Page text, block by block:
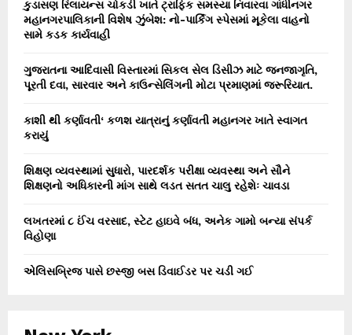
કુડાસણ રિલાયન્સ ચોકડી ખાતે ટ્રાફિક સમસ્યા નિવારવા ગાંધીનગર
મહાનગરપાલિકાની વિશેષ ઝુંબેશ: નો-પાર્કિંગ સ્પેસમાં મૂકેલા વાહનો
સામે કડક કાર્યવાહી
ગુજરાતના આદિવાસી વિસ્તારમાં સિકલ સેલ ડિસીઝ માટે જનજાગૃતિ,
પૂરતી દવા, સારવાર અને કાઉન્સેલિંગની મોટા પ્રમાણમાં જરૂરિયાત.
કાશી થી કર્ણાવતી‘ કળશ યાત્રાનું કર્ણાવતી મહાનગર ખાતે સ્વાગત
કરાયું
શિક્ષણ વ્યવસ્થામાં સુધારો, પારદર્શક પરીક્ષા વ્યવસ્થા અને સૌને
શિક્ષણનો અધિકારની માંગ સાથે લડત સતત ચાલુ રહેશેઃ ચાવડા
લખતરમાં ૮ ઈંચ વરસાદ, સ્ટેટ હાઇવે બંધ, અનેક ગામો બન્યા સંપર્ક
વિહોણા
એલિસબ્રિજ પાસે છસ્જી બસ ડિવાઈડર પર ચડી ગઈ